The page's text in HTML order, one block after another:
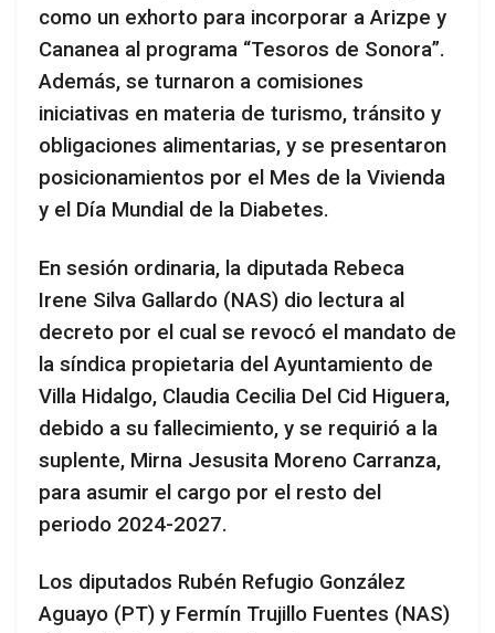
como un exhorto para incorporar a Arizpe y
Cananea al programa “Tesoros de Sonora”.
Además, se turnaron a comisiones
iniciativas en materia de turismo, tránsito y
obligaciones alimentarias, y se presentaron
posicionamientos por el Mes de la Vivienda
y el Día Mundial de la Diabetes.
En sesión ordinaria, la diputada Rebeca
Irene Silva Gallardo (NAS) dio lectura al
decreto por el cual se revocó el mandato de
la síndica propietaria del Ayuntamiento de
Villa Hidalgo, Claudia Cecilia Del Cid Higuera,
debido a su fallecimiento, y se requirió a la
suplente, Mirna Jesusita Moreno Carranza,
para asumir el cargo por el resto del
periodo 2024-2027.
Los diputados Rubén Refugio González
Aguayo (PT) y Fermín Trujillo Fuentes (NAS)